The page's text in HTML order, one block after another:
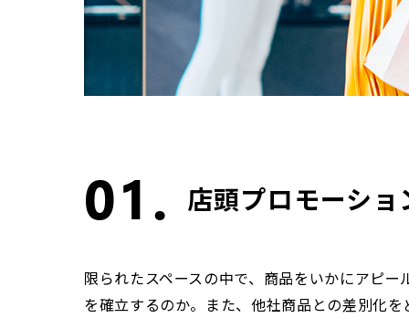
01. 店頭プロモーショ
限られたスペースの中で、商品をいかにアピ
を確立するのか。また、他社商品との差別化